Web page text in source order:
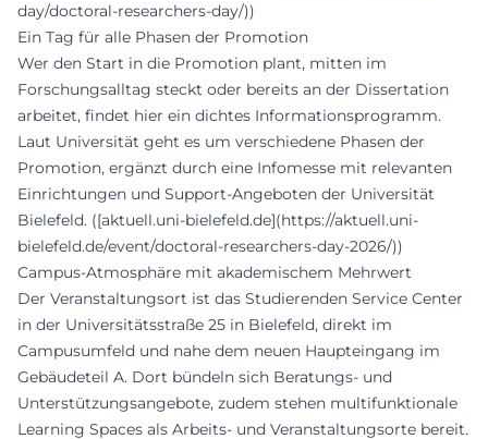
day/doctoral-researchers-day/))
Ein Tag für alle Phasen der Promotion
Wer den Start in die Promotion plant, mitten im
Forschungsalltag steckt oder bereits an der Dissertation
arbeitet, findet hier ein dichtes Informationsprogramm.
Laut Universität geht es um verschiedene Phasen der
Promotion, ergänzt durch eine Infomesse mit relevanten
Einrichtungen und Support-Angeboten der Universität
Bielefeld. ([aktuell.uni-bielefeld.de](https://aktuell.uni-
bielefeld.de/event/doctoral-researchers-day-2026/))
Campus-Atmosphäre mit akademischem Mehrwert
Der Veranstaltungsort ist das Studierenden Service Center
in der Universitätsstraße 25 in Bielefeld, direkt im
Campusumfeld und nahe dem neuen Haupteingang im
Gebäudeteil A. Dort bündeln sich Beratungs- und
Unterstützungsangebote, zudem stehen multifunktionale
Learning Spaces als Arbeits- und Veranstaltungsorte bereit.